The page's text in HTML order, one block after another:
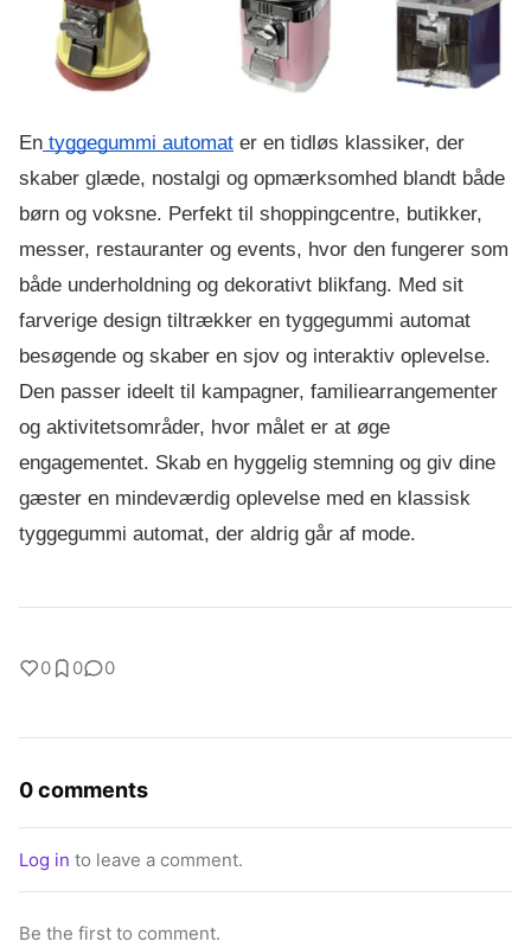
En tyggegummi automat er en tidløs klassiker, der
skaber glæde, nostalgi og opmærksomhed blandt både
børn og voksne. Perfekt til shoppingcentre, butikker,
messer, restauranter og events, hvor den fungerer som
både underholdning og dekorativt blikfang. Med sit
farverige design tiltrækker en tyggegummi automat
besøgende og skaber en sjov og interaktiv oplevelse.
Den passer ideelt til kampagner, familiearrangementer
og aktivitetsområder, hvor målet er at øge
engagementet. Skab en hyggelig stemning og giv dine
gæster en mindeværdig oplevelse med en klassisk
tyggegummi automat, der aldrig går af mode.
0 0 0
0 comments
Log in to leave a comment.
Be the first to comment.